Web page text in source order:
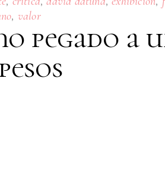
, valor
pegado a